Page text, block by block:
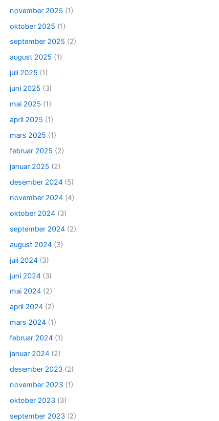
november 2025 (1)
oktober 2025 (1)
september 2025 (2)
august 2025 (1)
juli 2025 (1)
juni 2025 (3)
mai 2025 (1)
april 2025 (1)
mars 2025 (1)
februar 2025 (2)
januar 2025 (2)
desember 2024 (5)
november 2024 (4)
oktober 2024 (3)
september 2024 (2)
august 2024 (3)
juli 2024 (3)
juni 2024 (3)
mai 2024 (2)
april 2024 (2)
mars 2024 (1)
februar 2024 (1)
januar 2024 (2)
desember 2023 (2)
november 2023 (1)
oktober 2023 (3)
september 2023 (2)